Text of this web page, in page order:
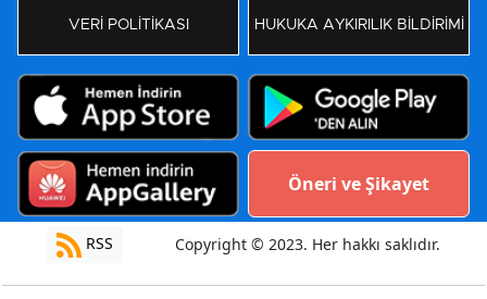
VERİ POLİTİKASI HUKUKA AYKIRILIK BİLDİRİMİ
Öneri ve Şikayet
RSS Copyright © 2023. Her hakkı saklıdır.